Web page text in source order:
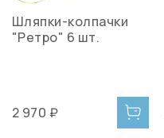
Шляпки-колпачки
"Ретро" 6 шт.
2 970 ₽